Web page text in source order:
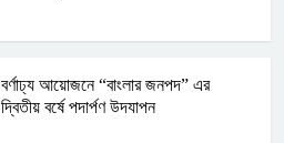
বর্ণাঢ্য আয়োজনে “বাংলার জনপদ” এর
দ্বিতীয় বর্ষে পদার্পণ উদযাপন